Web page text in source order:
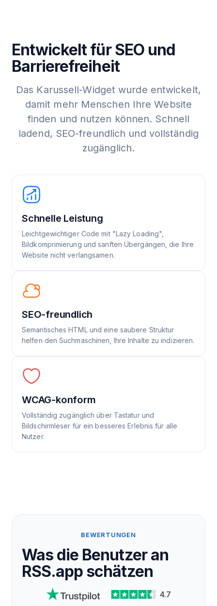
Entwickelt für SEO und
Barrierefreiheit
Das Karussell-Widget wurde entwickelt,
damit mehr Menschen Ihre Website
finden und nutzen können. Schnell
ladend, SEO-freundlich und vollständig
zugänglich.
Schnelle Leistung
Leichtgewichtiger Code mit "Lazy Loading",
Bildkomprimierung und sanften Übergängen, die Ihre
Website nicht verlangsamen.
SEO-freundlich
Semantisches HTML und eine saubere Struktur
helfen den Suchmaschinen, Ihre Inhalte zu indizieren.
WCAG-konform
Vollständig zugänglich über Tastatur und
Bildschirmleser für ein besseres Erlebnis für alle
Nutzer.
BEWERTUNGEN
Was die Benutzer an
RSS.app schätzen
4.7